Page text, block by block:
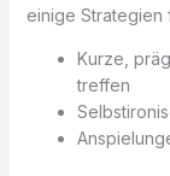
einige Strategien
Kurze,
treffen